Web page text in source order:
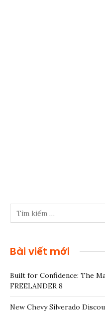
Bài viết mới
Built for Confidence: The
FREELANDER 8
New Chevy Silverado